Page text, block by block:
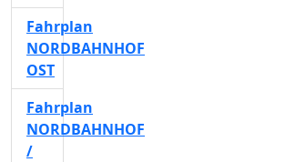
Fahrplan
NORDBAHNHOF
OST
Fahrplan
NORDBAHNHOF
/